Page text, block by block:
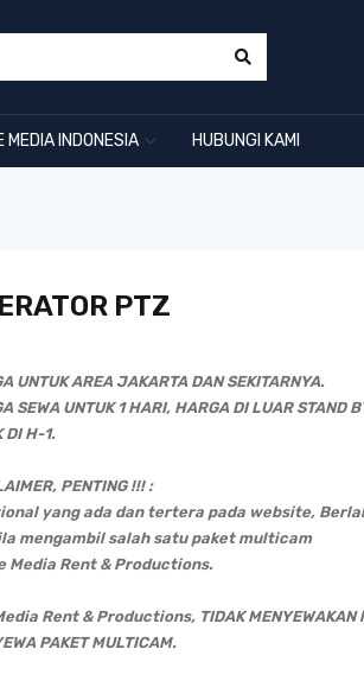
MEDIA INDONESIA HUBUNGI KAMI
PTZ
UNTUK AREA JAKARTA DAN SEKITARNYA.
SEWA UNTUK 1 HARI, HARGA DI LUAR STAND
DI H-1.
PENTING !!! :
yang ada dan tertera pada website,
mengambil salah satu paket multicam
Media Rent & Productions.
Rent & Productions, TIDAK
PAKET MULTICAM.